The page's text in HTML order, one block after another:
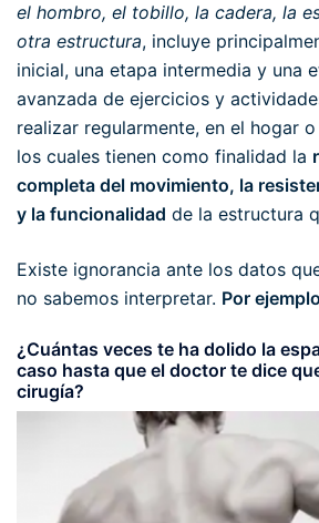
el hombro, el tobillo, la cadera, la
otra estructura, incluye
inicial, una etapa intermedia y una
avanzada de ejercicios y
realizar regularmente, en el hogar
los cuales tienen como finalidad la
completa del movimiento, la
y la funcionalidad de la estructura
Existe ignorancia ante los datos
no sabemos interpretar. Por
¿Cuántas veces te ha dolido la
caso hasta que el doctor te dice
cirugía?